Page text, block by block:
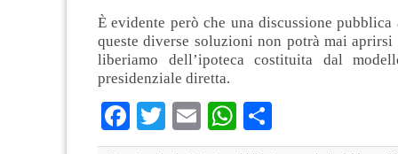
È evidente però che una discussione
queste diverse soluzioni non potrà mai
liberiamo dell’ipoteca costituita dal
presidenziale diretta.
Facebook
TwitterEmailWhatsApp